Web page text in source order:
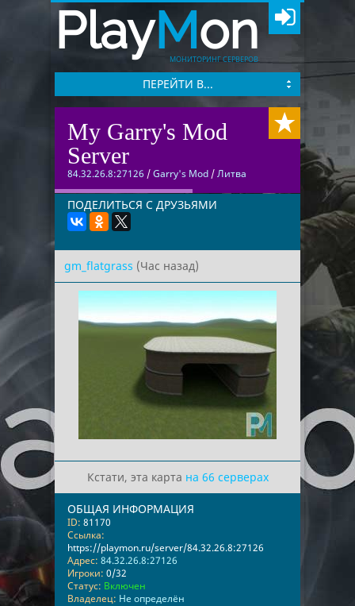
PlayMon
МОНИТОРИНГ СЕРВЕРОВ
ПЕРЕЙТИ В...
My Garry's Mod
Server
84.32.26.8:27126 /Garry's Mod /Литва
ПОДЕЛИТЬСЯ С ДРУЗЬЯМИ
gm_flatgrass (Час назад)
Кстати, эта карта на 66 серверах
ОБЩАЯ ИНФОРМАЦИЯ
ID: 81170
Ссылка:
https://playmon.ru/server/84.32.26.8:27126
Адрес: 84.32.26.8:27126
Игроки: 0/32
Статус: Включен
Владелец: Не определён